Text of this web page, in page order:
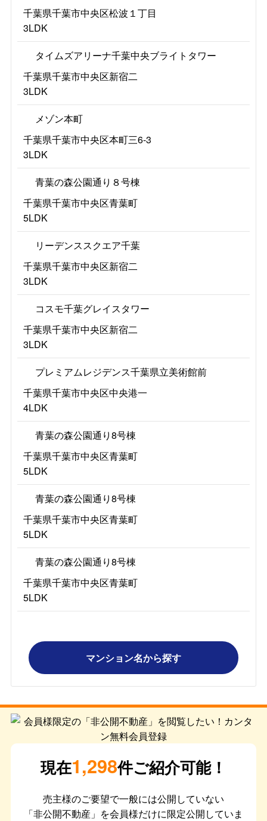
千葉県千葉市中央区松波１丁目
3LDK
タイムズアリーナ千葉中央ブライトタワー
千葉県千葉市中央区新宿二
3LDK
メゾン本町
千葉県千葉市中央区本町三6-3
3LDK
青葉の森公園通り８号棟
千葉県千葉市中央区青葉町
5LDK
リーデンススクエア千葉
千葉県千葉市中央区新宿二
3LDK
コスモ千葉グレイスタワー
千葉県千葉市中央区新宿二
3LDK
プレミアムレジデンス千葉県立美術館前
千葉県千葉市中央区中央港一
4LDK
青葉の森公園通り8号棟
千葉県千葉市中央区青葉町
5LDK
青葉の森公園通り8号棟
千葉県千葉市中央区青葉町
5LDK
青葉の森公園通り8号棟
千葉県千葉市中央区青葉町
5LDK
マンション名から探す
現在1,298件ご紹介可能！
売主様のご要望で一般には公開していない
「非公開不動産」を会員様だけに限定公開していま